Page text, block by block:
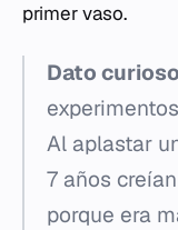
primer vaso.
Dato
Al aplastar
7 años
porque era